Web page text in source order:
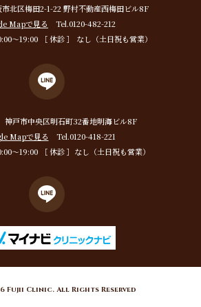
北区梅田2-1-22 野村不動産西梅田ビル8F
Mapで見る
Tel.0120-482-212
〜19:00 ［ 休診 ］ なし（土日祝も営業）
戸市中央区明石町32番地明海ビル8F
Mapで見る
Tel.0120-418-221
〜19:00 ［ 休診 ］なし（土日祝も営業）
Fujii Clinic. All Rights Reserved